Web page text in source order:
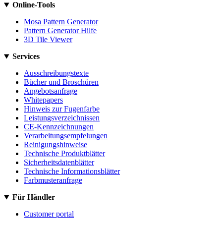
Online-Tools
Mosa Pattern Generator
Pattern Generator Hilfe
3D Tile Viewer
Services
Ausschreibungstexte
Bücher und Broschüren
Angebotsanfrage
Whitepapers
Hinweis zur Fugenfarbe
Leistungsverzeichnissen
CE-Kennzeichnungen
Verarbeitungsempfelungen
Reinigungshinweise
Technische Produktblätter
Sicherheitsdatenblätter
Technische Informationsblätter
Farbmusteranfrage
Für Händler
Customer portal